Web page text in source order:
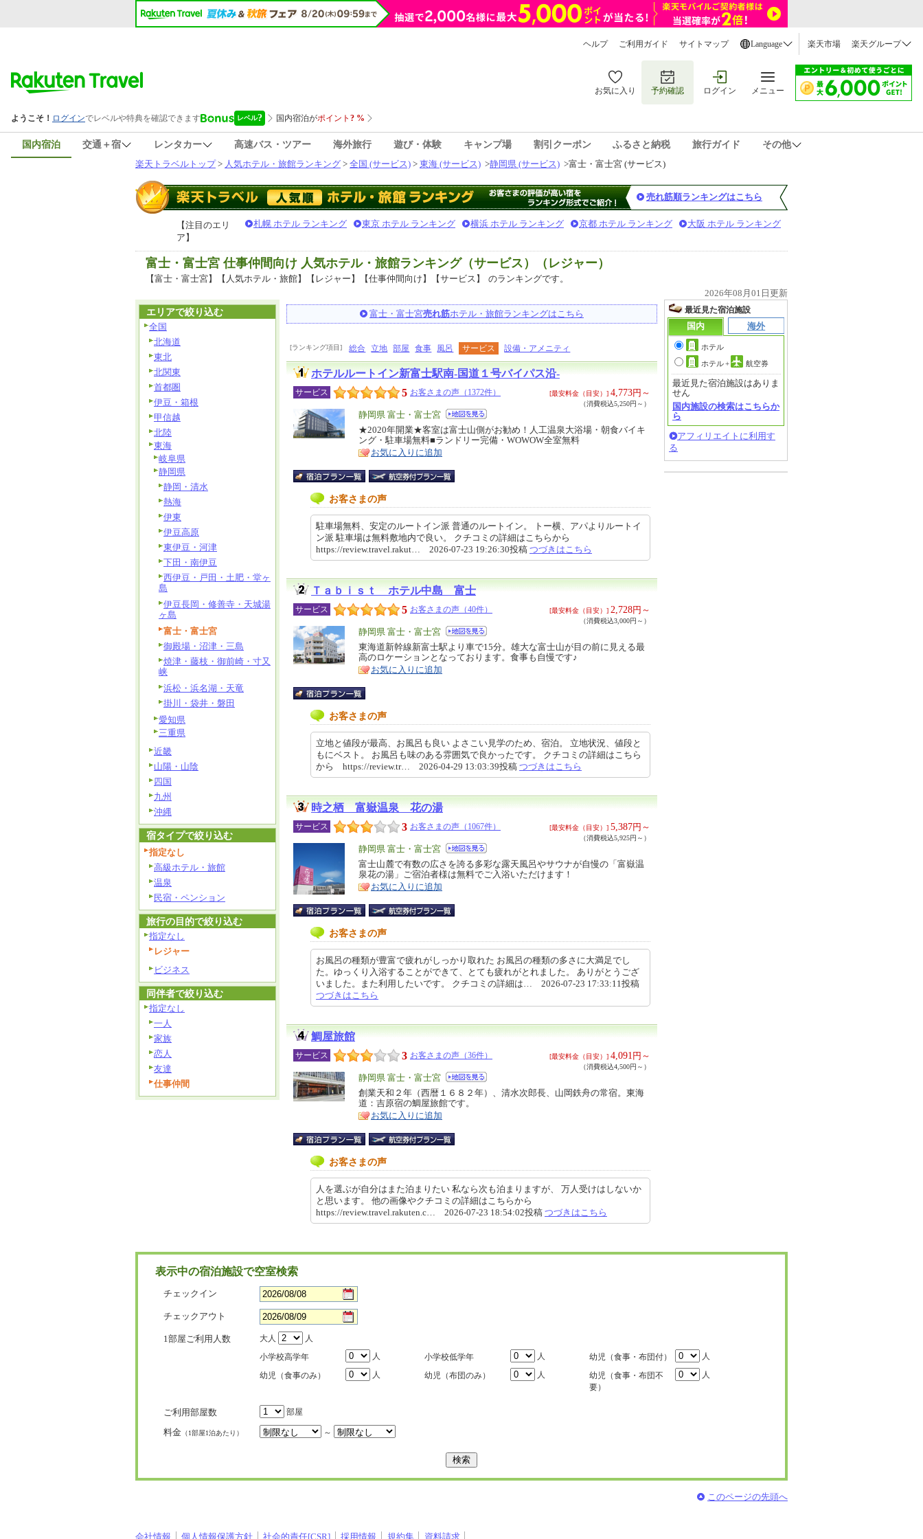
ヘルプ ご利用ガイド サイトマップ Language 楽天市場 楽天グループ
お気に入り 予約確認 ログイン メニュー
国内宿泊 交通＋宿 レンタカー 高速バス・ツアー 海外旅行 遊び・体験 キャンプ場 割引クーポン ふるさと納税 旅行ガイド
その他
楽天トラベルトップ> 人気ホテル・旅館ランキング > 全国 (サービス) > 東海 (サービス) >静岡県 (サービス) >富士・富士宮 (サービス)
売れ筋順ランキングはこちら
【注目のエリ
ア】
札幌 ホテル ランキング 東京 ホテル ランキング 横浜 ホテル ランキング 京都 ホテル ランキング 大阪 ホテル ランキング
富士・富士宮 仕事仲間向け 人気ホテル・旅館ランキング（サービス）（レジャー）
【富士・富士宮】【人気ホテル・旅館】【レジャー】【仕事仲間向け】【サービス】
のランキングです。
2026年08月01日更新
富士・富士宮売れ筋ホテル・旅館ランキングはこちら
[ランキング項目] 総合 立地 部屋 食事 風呂 サービス 設備・アメニティ
ホテルルートイン新富士駅南‐国道１号バイパス沿‐
サービス 5 お客さまの声（1372件） [最安料金（目安）] 4,773円～
（消費税込5,250円～）
エ
リ
ア
静岡県 富士・富士宮
特
徴
★2020年開業★客室は富士山側がお勧め！人工温泉大浴場・朝食バイキ
ング・駐車場無料■ランドリー完備・WOWOW全室無料
お気に入りに追加
お客さまの声
駐車場無料、安定のルートイン派 普通のルートイン。 トー横、アパよりルートイ
ン派 駐車場は無料敷地内で良い。 クチコミの詳細はこちらから
https://review.travel.rakut… 2026-07-23 19:26:30投稿 つづきはこちら
Ｔａｂｉｓｔ ホテル中島 富士
サービス 5 お客さまの声（40件） [最安料金（目安）] 2,728円～
（消費税込3,000円～）
エ
リ
ア
静岡県 富士・富士宮
特
徴
東海道新幹線新富士駅より車で15分。雄大な富士山が目の前に見える最
高のロケーションとなっております。食事も自慢です♪
お気に入りに追加
お客さまの声
立地と値段が最高、お風呂も良い よさこい見学のため、宿泊。 立地状況、値段と
もにベスト。 お風呂も味のある雰囲気で良かったです。 クチコミの詳細はこちら
から https://review.tr… 2026-04-29 13:03:39投稿 つづきはこちら
時之栖 富嶽温泉 花の湯
サービス 3 お客さまの声（1067件） [最安料金（目安）] 5,387円～
（消費税込5,925円～）
エ
リ
ア
静岡県 富士・富士宮
特
徴
富士山麓で有数の広さを誇る多彩な露天風呂やサウナが自慢の「富嶽温
泉花の湯」ご宿泊者様は無料でご入浴いただけます！
お気に入りに追加
お客さまの声
お風呂の種類が豊富で疲れがしっかり取れた お風呂の種類の多さに大満足でし
た。ゆっくり入浴することができて、とても疲れがとれました。 ありがとうござ
いました。また利用したいです。 クチコミの詳細は… 2026-07-23 17:33:11投稿
つづきはこちら
鯛屋旅館
サービス 3 お客さまの声（36件） [最安料金（目安）] 4,091 円～
（消費税込4,500円～）
エ
リ
ア
静岡県 富士・富士宮
特
徴
創業天和２年（西暦１６８２年）、清水次郎長、山岡鉄舟の常宿。東海
道：吉原宿の鯛屋旅館です。
お気に入りに追加
お客さまの声
人を選ぶが自分はまた泊まりたい 私なら次も泊まりますが、 万人受けはしないか
と思います。 他の画像やクチコミの詳細はこちらから
https://review.travel.rakuten.c… 2026-07-23 18:54:02投稿 つづきはこちら
最近見た宿泊施設
国内
海外
ホテル
ホテル+ 航空券
最近見た宿泊施設はありま
せん
国内施設の検索はこちらか
ら
アフィリエイトに利用す
る
エリアで絞り込む
全国
北海道
東北
北関東
首都圏
伊豆・箱根
甲信越
北陸
東海
岐阜県
静岡県
静岡・清水
熱海
伊東
伊豆高原
東伊豆・河津
下田・南伊豆
西伊豆・戸田・土肥・堂ヶ
島
伊豆長岡・修善寺・天城湯
ヶ島
富士・富士宮
御殿場・沼津・三島
焼津・藤枝・御前崎・寸又
峡
浜松・浜名湖・天竜
掛川・袋井・磐田
愛知県
三重県
近畿
山陽・山陰
四国
九州
沖縄
宿タイプで絞り込む
指定なし
高級ホテル・旅館
温泉
民宿・ペンション
旅行の目的で絞り込む
指定なし
レジャー
ビジネス
同伴者で絞り込む
指定なし
一人
家族
恋人
友達
仕事仲間
表示中の宿泊施設で空室検索
チェックイン
チェックアウト
1部屋ご利用人数 大人
人
小学校高学年
人 小学校低学年 人 幼児（食事・布団付）
人
幼児（食事のみ）
人 幼児（布団のみ） 人
幼児（食事・布団不
要）
人
ご利用部屋数 部屋
料金 （1部屋1泊あたり） ～
このページの先頭へ
会社情報 個人情報保護方針 社会的責任[CSR] 採用情報 規約集 資料請求